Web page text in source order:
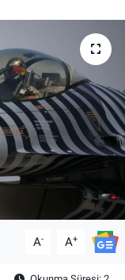
A- A+